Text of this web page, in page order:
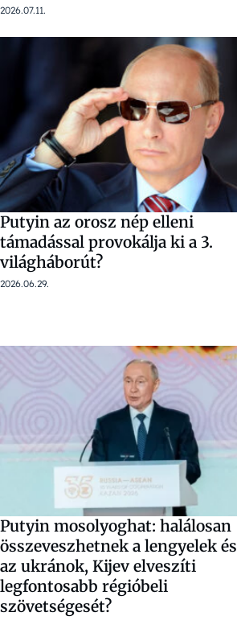
2026.07.11.
Putyin az orosz nép elleni
támadással provokálja ki a 3.
világháborút?
2026.06.29.
Putyin mosolyoghat: halálosan
összeveszhetnek a lengyelek és
az ukránok, Kijev elveszíti
legfontosabb régióbeli
szövetségesét?